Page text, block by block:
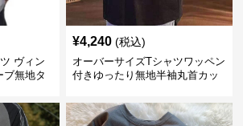
ヴィン
ブ無地タ
¥4,240 (税込)
オーバーサイズTシャツワッペン
付きゆったり無地半袖丸首カッ